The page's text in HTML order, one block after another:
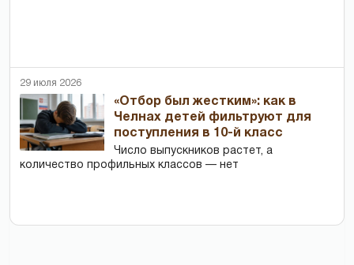
29 июля 2026
«Отбор был жестким»: как в
Челнах детей фильтруют для
поступления в 10-й класс
Число выпускников растет, а
количество профильных классов — нет